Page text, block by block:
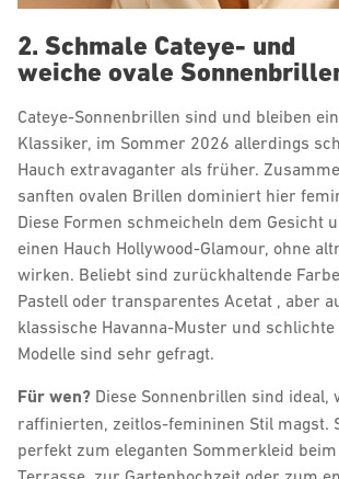
2. Schmale Cateye- und
weiche ovale
Cateye-Sonnenbrillen sind und bleiben
Klassiker, im Sommer 2026 allerdings
Hauch extravaganter als früher.
sanften ovalen Brillen dominiert hier
Diese Formen schmeicheln dem Gesicht
einen Hauch Hollywood-Glamour, ohne
wirken. Beliebt sind zurückhaltende
Pastell oder transparentes Acetat , aber
klassische Havanna-Muster und
Modelle sind sehr gefragt.
Für wen? Diese Sonnenbrillen sind ideal,
raffinierten, zeitlos-femininen Stil magst.
perfekt zum eleganten Sommerkleid